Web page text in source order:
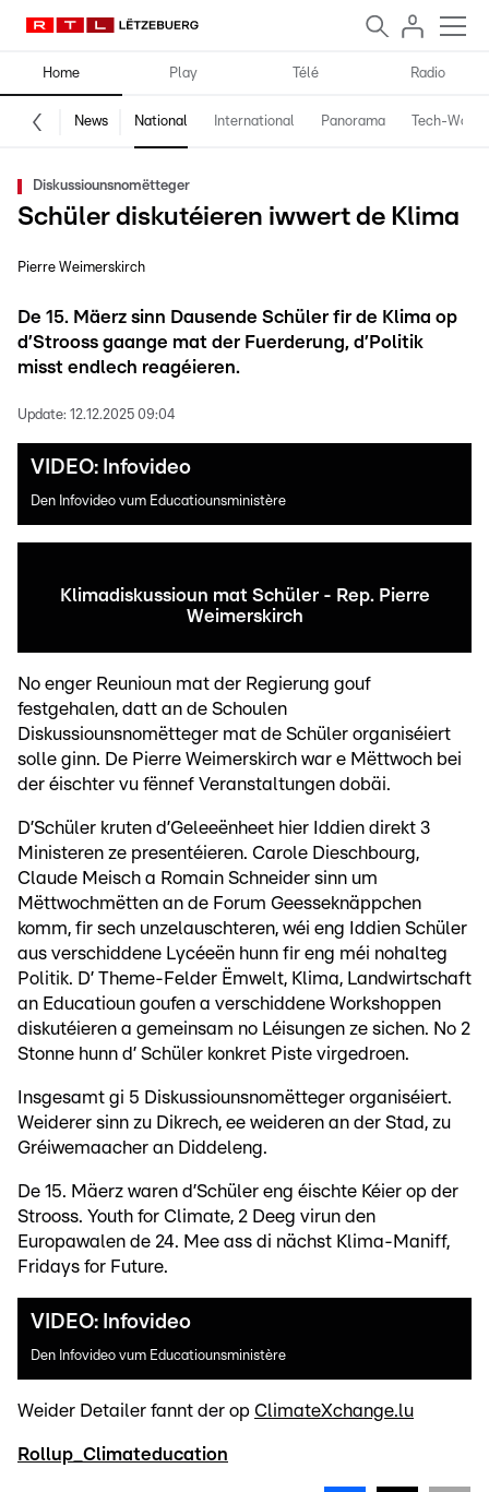
Home Play Télé Radio
News National International Panorama Tech-World
Diskussiounsnomëtteger
Schüler diskutéieren iwwert de Klima
Pierre Weimerskirch
De 15. Mäerz sinn Dausende Schüler fir de Klima op
d’Strooss gaange mat der Fuerderung, d’Politik
misst endlech reagéieren.
Update: 12.12.2025 09:04
VIDEO: Infovideo
Den Infovideo vum Educatiounsministère
Klimadiskussioun mat Schüler - Rep. Pierre
Weimerskirch
No enger Reunioun mat der Regierung gouf
festgehalen, datt an de Schoulen
Diskussiounsnomëtteger mat de Schüler organiséiert
solle ginn. De Pierre Weimerskirch war e Mëttwoch bei
der éischter vu fënnef Veranstaltungen dobäi.
D’Schüler kruten d’Geleeënheet hier Iddien direkt 3
Ministeren ze presentéieren. Carole Dieschbourg,
Claude Meisch a Romain Schneider sinn um
Mëttwochmëtten an de Forum Geesseknäppchen
komm, fir sech unzelauschteren, wéi eng Iddien Schüler
aus verschiddene Lycéeën hunn fir eng méi nohalteg
Politik. D’ Theme-Felder Ëmwelt, Klima, Landwirtschaft
an Educatioun goufen a verschiddene Workshoppen
diskutéieren a gemeinsam no Léisungen ze sichen. No 2
Stonne hunn d’ Schüler konkret Piste virgedroen.
Insgesamt gi 5 Diskussiounsnomëtteger organiséiert.
Weiderer sinn zu Dikrech, ee weideren an der Stad, zu
Gréiwemaacher an Diddeleng.
De 15. Mäerz waren d’Schüler eng éischte Kéier op der
Strooss. Youth for Climate, 2 Deeg virun den
Europawalen de 24. Mee ass di nächst Klima-Maniff,
Fridays for Future.
VIDEO: Infovideo
Den Infovideo vum Educatiounsministère
Weider Detailer fannt der op ClimateXchange.lu
Rollup_Climateducation